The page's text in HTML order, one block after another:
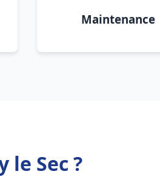
Maintenance
le Sec ?